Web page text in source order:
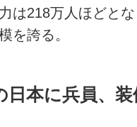
は218万人ほどと
を誇る。
日本に兵員、